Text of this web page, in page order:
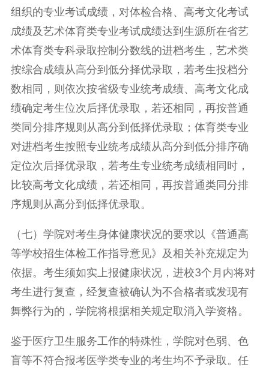
组织的专业考试成绩，对体检合格、高考文化考试
成绩及艺术体育类专业考试成绩达到生源所在省艺
术体育类专科录取控制分数线的进档考生，艺术类
按综合成绩从高分到低分择优录取，若考生投档分
数相同，则依次按省级专业统考成绩、高考文化成
绩确定考生位次后择优录取，若还相同，再按普通
类同分排序规则从高分到低择优录取；体育类专业
对进档考生按照专业统考成绩从高分到低分排序确
定位次后择优录取，若考生专业统考成绩相同时，
比较高考文化成绩，若还相同，再按普通类同分排
序规则从高分到低择优录取。
（七）学院对考生身体健康状况的要求以《普通高
等学校招生体检工作指导意见》及相关补充规定为
依据。考生须如实上报健康状况，进校3个月内将对
考生进行复查，经复查被确认为不合格者或发现有
舞弊行为的，学院将根据相关规定取消入学资格。
鉴于医疗卫生服务工作的特殊性，学院对色弱、色
盲等不符合报考医学类专业的考生均不予录取。任